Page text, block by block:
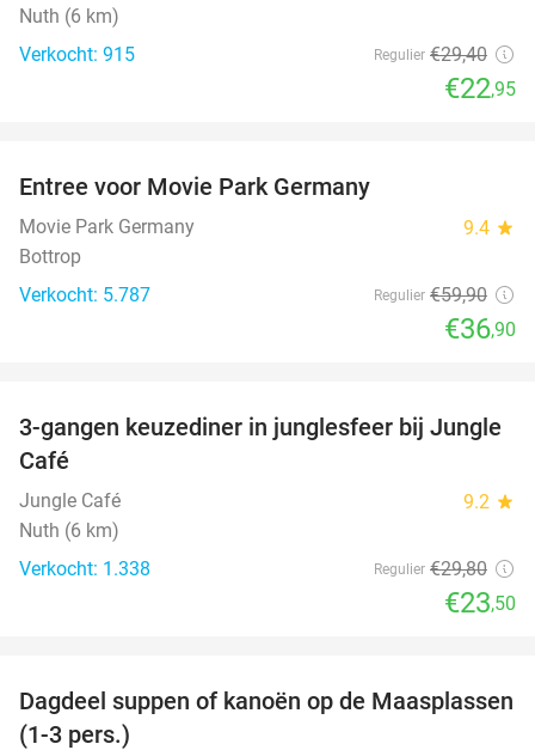
Nuth (6 km)
Verkocht: 915
Regulier €29,40
€22,95
Entree voor Movie Park Germany
Movie Park Germany 9.4 star
Bottrop
Verkocht: 5.787
Regulier €59,90
€36,90
21%
3-gangen keuzediner in junglesfeer bij Jungle
Café
Jungle Café 9.2 star
Nuth (6 km)
Verkocht: 1.338
Regulier €29,80
€23,50
43%
Dagdeel suppen of kanoën op de Maasplassen
(1-3 pers.)